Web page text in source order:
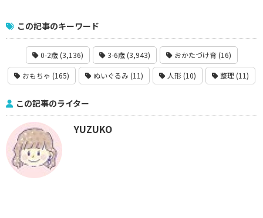
この記事のキーワード
0-2歳 (3,136) 3-6歳 (3,943) おかたづけ育 (16)
おもちゃ (165) ぬいぐるみ (11) 人形 (10) 整理 (11)
この記事のライター
YUZUKO